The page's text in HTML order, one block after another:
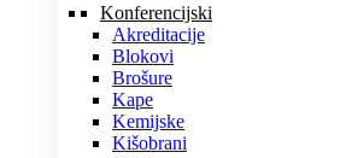
Konferencijski
Akreditacije
Blokovi
Brošure
Kape
Kemijske
Kišobrani